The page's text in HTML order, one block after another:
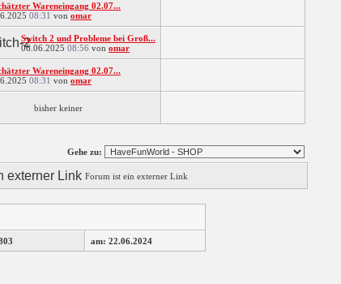
Wareneingang 02.07...
08:31 von omar
Switch 2 und Probleme bei Groß...
06.06.2025 08:56 von omar
Wareneingang 02.07...
08:31 von omar
bisher keiner
Gehe zu:
Forum ist ein externer Link
am: 22.06.2024